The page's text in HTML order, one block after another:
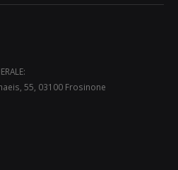
55, 03100 Frosinone